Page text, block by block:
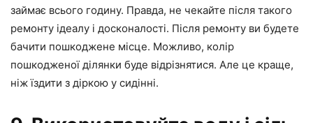
займає всього годину. Правда, не чекайте після такого
ремонту ідеалу і досконалості. Після ремонту ви будете
бачити пошкоджене місце. Можливо, колір
пошкодженої ділянки буде відрізнятися. Але це краще,
ніж їздити з діркою у сидінні.